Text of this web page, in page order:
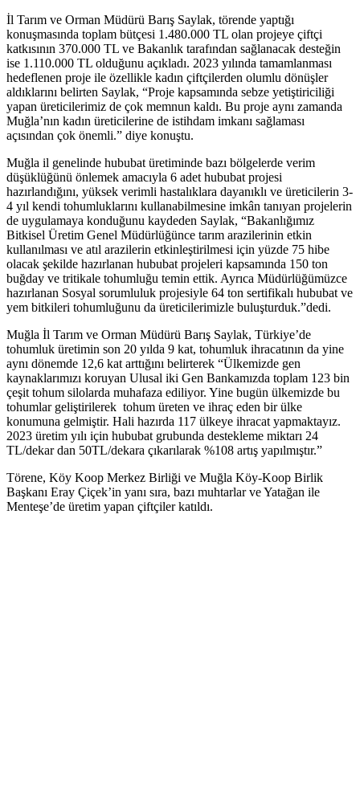
İl Tarım ve Orman Müdürü Barış Saylak, törende yaptığı
konuşmasında toplam bütçesi 1.480.000 TL olan projeye çiftçi
katkısının 370.000 TL ve Bakanlık tarafından sağlanacak desteğin
ise 1.110.000 TL olduğunu açıkladı. 2023 yılında tamamlanması
hedeflenen proje ile özellikle kadın çiftçilerden olumlu dönüşler
aldıklarını belirten Saylak, “Proje kapsamında sebze yetiştiriciliği
yapan üreticilerimiz de çok memnun kaldı. Bu proje aynı zamanda
Muğla’nın kadın üreticilerine de istihdam imkanı sağlaması
açısından çok önemli.” diye konuştu.
Muğla il genelinde hububat üretiminde bazı bölgelerde verim
düşüklüğünü önlemek amacıyla 6 adet hububat projesi
hazırlandığını, yüksek verimli hastalıklara dayanıklı ve üreticilerin 3-
4 yıl kendi tohumluklarını kullanabilmesine imkân tanıyan projelerin
de uygulamaya konduğunu kaydeden Saylak, “Bakanlığımız
Bitkisel Üretim Genel Müdürlüğünce tarım arazilerinin etkin
kullanılması ve atıl arazilerin etkinleştirilmesi için yüzde 75 hibe
olacak şekilde hazırlanan hububat projeleri kapsamında 150 ton
buğday ve tritikale tohumluğu temin ettik. Ayrıca Müdürlüğümüzce
hazırlanan Sosyal sorumluluk projesiyle 64 ton sertifikalı hububat ve
yem bitkileri tohumluğunu da üreticilerimizle buluşturduk.”dedi.
Muğla İl Tarım ve Orman Müdürü Barış Saylak, Türkiye’de
tohumluk üretimin son 20 yılda 9 kat, tohumluk ihracatının da yine
aynı dönemde 12,6 kat arttığını belirterek “Ülkemizde gen
kaynaklarımızı koruyan Ulusal iki Gen Bankamızda toplam 123 bin
çeşit tohum silolarda muhafaza ediliyor. Yine bugün ülkemizde bu
tohumlar geliştirilerek tohum üreten ve ihraç eden bir ülke
konumuna gelmiştir. Hali hazırda 117 ülkeye ihracat yapmaktayız.
2023 üretim yılı için hububat grubunda destekleme miktarı 24
TL/dekar dan 50TL/dekara çıkarılarak %108 artış yapılmıştır.”
Törene, Köy Koop Merkez Birliği ve Muğla Köy-Koop Birlik
Başkanı Eray Çiçek’in yanı sıra, bazı muhtarlar ve Yatağan ile
Menteşe’de üretim yapan çiftçiler katıldı.